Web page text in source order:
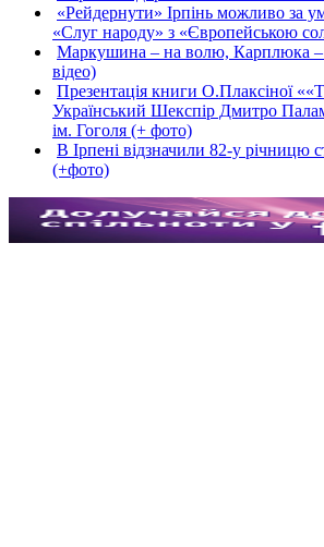
«Рейдернути» Ірпінь можливо за
«Слуг народу» з «Європейською
Маркушина – на волю, Карплюка –
відео)
Презентація книги О.Плаксіної
Український Шекспір Дмитро
ім. Гоголя (+ фото)
В Ірпені відзначили 82-у річницю
(+фото)